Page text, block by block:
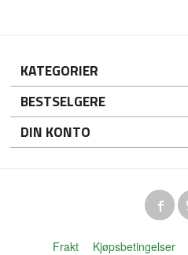
KATEGORIER
BESTSELGERE
DIN KONTO
Frakt Kjøpsbetingelser